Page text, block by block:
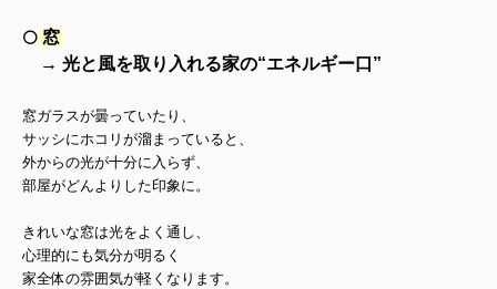
⚪️ 窓
→ 光と風を取り入れる家の“エネルギー口”
窓ガラスが曇っていたり、
サッシにホコリが溜まっていると、
外からの光が十分に入らず、
部屋がどんよりした印象に。
きれいな窓は光をよく通し、
心理的にも気分が明るく
家全体の雰囲気が軽くなります。